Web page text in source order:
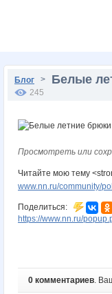
Блог > Белые
245
Просмотреть или
Читайте мою тему
www.nn.ru/community/
Поделиться:
https://www.nn.ru/
0 комментариев.